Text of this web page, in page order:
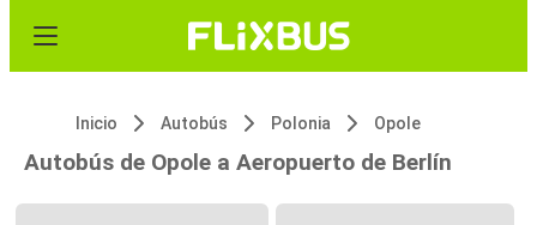
Inicio Autobús Polonia Opole
Autobús de Opole a Aeropuerto de Berlín